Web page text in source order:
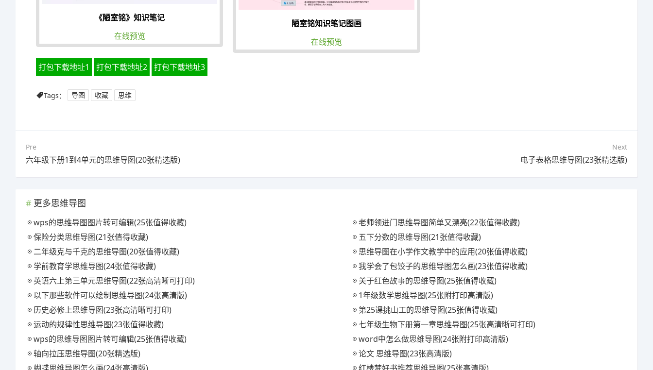
《陋室铭》知识笔记
在线预览
陋室铭知识笔记图画
在线预览
打包下载地址1 打包下载地址2 打包下载地址3
Tags： 导图 收藏 思维
Pre
六年级下册1到4单元的思维导图(20张精选版)
Next
电子表格思维导图(23张精选版)
更多思维导图
wps的思维导图图片转可编辑(25张值得收藏)
老师领进门思维导图简单又漂亮(22张值得收藏)
保险分类思维导图(21张值得收藏)
五下分数的思维导图(21张值得收藏)
二年级克与千克的思维导图(20张值得收藏)
思维导图在小学作文教学中的应用(20张值得收藏)
学前教育学思维导图(24张值得收藏)
我学会了包饺子的思维导图怎么画(23张值得收藏)
英语六上第三单元思维导图(22张高清晰可打印)
关于红色故事的思维导图(25张值得收藏)
以下那些软件可以绘制思维导图(24张高清版)
1年级数学思维导图(25张附打印高清版)
历史必修上思维导图(23张高清晰可打印)
第25课挑山工的思维导图(25张值得收藏)
运动的规律性思维导图(23张值得收藏)
七年级生物下册第一章思维导图(25张高清晰可打印)
wps的思维导图图片转可编辑(25张值得收藏)
word中怎么做思维导图(24张附打印高清版)
轴向拉压思维导图(20张精选版)
论文 思维导图(23张高清版)